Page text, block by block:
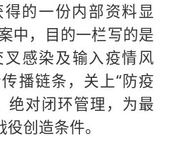
的一份内部资料显
中，目的一栏写的是
感染及输入疫情风
播链条，关上“防疫
绝对闭环管理，为最
创造条件。